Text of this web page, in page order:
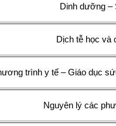
Dinh dưỡng –
Dịch tễ học và
trình y tế – Giáo dục
Nguyên lý các